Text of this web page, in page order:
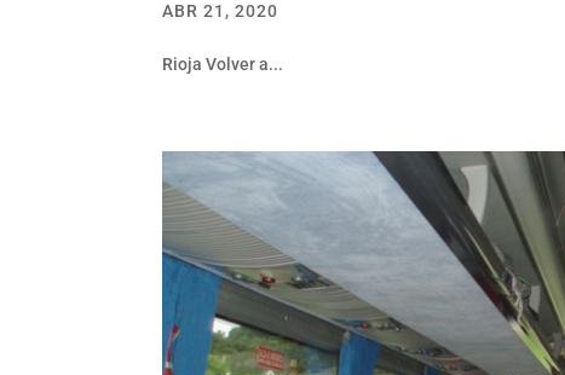
ABR 21, 2020
Rioja Volver a...